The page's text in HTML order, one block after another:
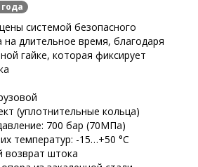
системой безопасного
на длительное время, благодаря
гайке, которая фиксирует
(уплотнительные кольца)
700 бар (70МПа)
температур: -15…+50 °С
возврат штока